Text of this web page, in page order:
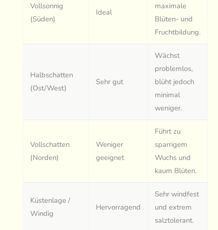
Vollsonnig
(Süden)
Ideal
maximale
Blüten- und
Fruchtbildung.
Halbschatten
(Ost/West)
Sehr gut
Wächst
problemlos,
blüht jedoch
minimal
weniger.
Vollschatten
(Norden)
Weniger
geeignet
Führt zu
sparrigem
Wuchs und
kaum Blüten.
Küstenlage /
Windig
Hervorragend
Sehr windfest
und extrem
salztolerant.